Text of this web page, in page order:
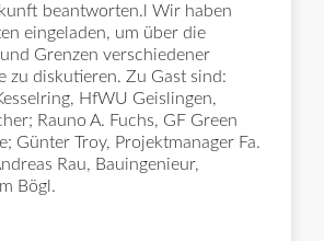
beantworten.l Wir haben
eingeladen, um über die
Grenzen verschiedener
zu diskutieren. Zu Gast sind:
HfWU Geislingen,
Rauno A. Fuchs, GF Green
Günter Troy, Projektmanager Fa.
Rau, Bauingenieur,
Bögl.